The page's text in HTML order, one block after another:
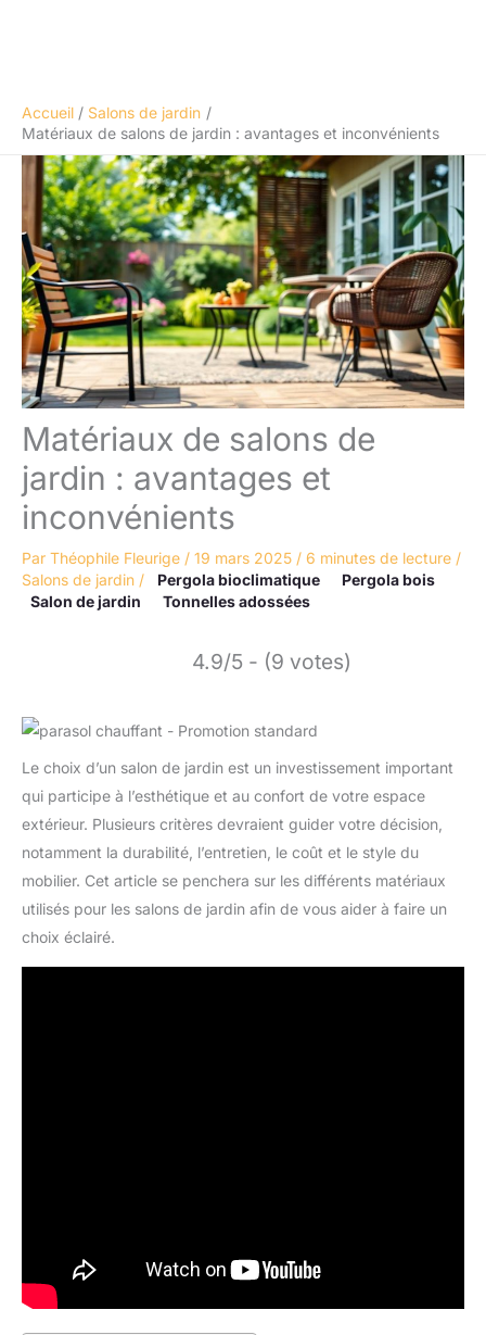
Accueil
Salons de jardin
Matériaux de salons de jardin : avantages et inconvénients
Matériaux de salons de
jardin : avantages et
inconvénients
Par Théophile Fleurige / 19 mars 2025 / 6 minutes de lecture /
Salons de jardin / Pergola bioclimatique
Pergola bois
Salon de jardin
Tonnelles adossées
4.9/5 - (9 votes)
Le choix d’un salon de jardin est un investissement important
qui participe à l’esthétique et au confort de votre espace
extérieur. Plusieurs critères devraient guider votre décision,
notamment la durabilité, l’entretien, le coût et le style du
mobilier. Cet article se penchera sur les différents matériaux
utilisés pour les salons de jardin afin de vous aider à faire un
choix éclairé.